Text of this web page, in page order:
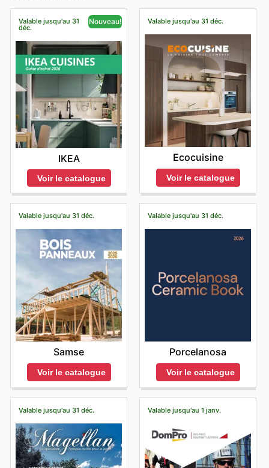
Valable jusqu'au 31
déc.
Nouveau!
IKEA
Voir le catalogue
Valable jusqu'au 31 déc.
Ecocuisine
Voir le catalogue
Valable jusqu'au 31 déc.
Samse
Voir le catalogue
Valable jusqu'au 31 déc.
Porcelanosa
Voir le catalogue
Valable jusqu'au 31 déc. Valable jusqu'au 1 janv.